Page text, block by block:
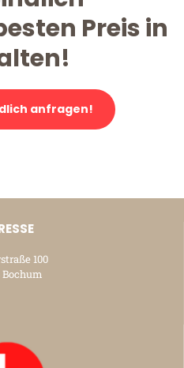
Preis in
anfragen!
100
Bochum